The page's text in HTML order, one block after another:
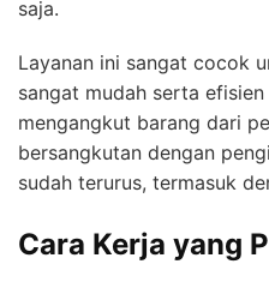
saja.
Layanan ini sangat cocok
sangat mudah serta
mengangkut barang dari
bersangkutan dengan
sudah terurus, termasuk
Cara Kerja yang